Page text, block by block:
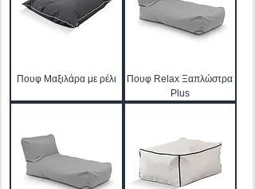
Πουφ Μαξιλάρα με ρέλι
Πουφ Relax Ξαπλώστρα
Plus